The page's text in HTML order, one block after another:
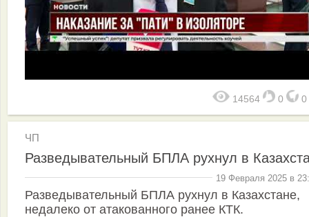
14564 0 0
ЧП
Разведывательный БПЛА рухнул в
19 Февраля 2025 в
Разведывательный БПЛА рухнул в Казахстане,
недалеко от атакованного ранее КТК.